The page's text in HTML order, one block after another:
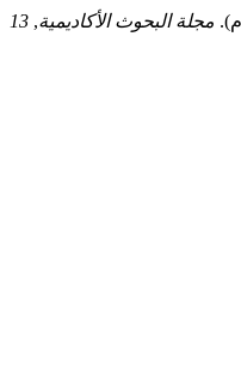
مجلة البحوث الأكاديمية,
13